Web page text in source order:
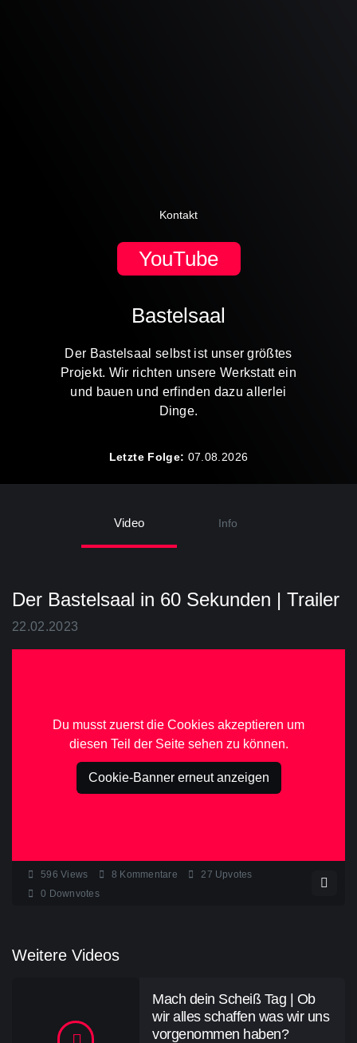
Kontakt
YouTube
Bastelsaal
Der Bastelsaal selbst ist unser größtes
Projekt. Wir richten unsere Werkstatt ein
und bauen und erfinden dazu allerlei
Dinge.
Letzte Folge: 07.08.2026
Video Info
Der Bastelsaal in 60 Sekunden | Trailer
22.02.2023
Du musst zuerst die Cookies akzeptieren um
diesen Teil der Seite sehen zu können.
Cookie-Banner erneut anzeigen
596Views 8 Kommentare 27 Upvotes
0 Downvotes
Weitere Videos
Mach dein Scheiß Tag | Ob
wir alles schaffen was wir uns
vorgenommen haben?